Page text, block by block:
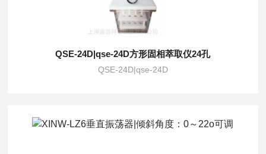
QSE-24D|qse-24D方形固相萃取仪24孔
QSE-24D|qse-24D